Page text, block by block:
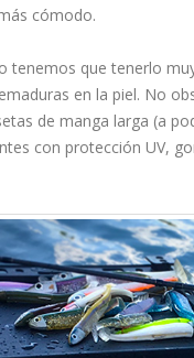
cómodo.
tenemos que tenerlo
en la piel. No
de manga larga (a
con protección UV,